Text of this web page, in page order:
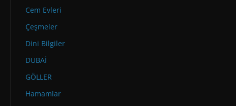
Cem Evleri
Çeşmeler
Dini Bilgiler
DUBAİ
GÖLLER
Hamamlar